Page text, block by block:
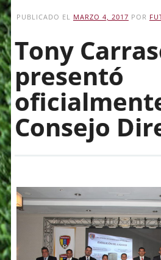
PUBLICADO EL MARZO 4, 2017 POR
Tony
presentó
Consejo